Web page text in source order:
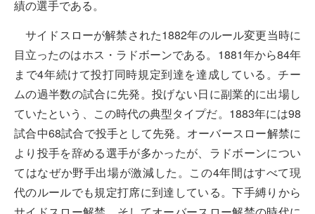
績の選手である。
サイドスローが解禁された1882年のルール変更当時に
目立ったのはホス・ラドボーンである。1881年から84年
まで4年続けて投打同時規定到達を達成している。チー
ムの過半数の試合に先発。投げない日に副業的に出場し
ていたという、この時代の典型タイプだ。1883年には98
試合中68試合で投手として先発。オーバースロー解禁に
より投手を辞める選手が多かったが、ラドボーンについ
てはなぜか野手出場が激減した。この4年間はすべて現
代のルールでも規定打席に到達している。下手縛りから